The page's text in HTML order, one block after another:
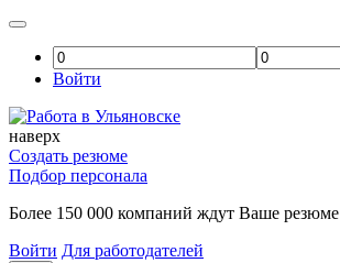
Войти
наверх
Создать резюме
Подбор персонала
Более 150 000 компаний ждут Ваше резюме
Войти Для работодателей